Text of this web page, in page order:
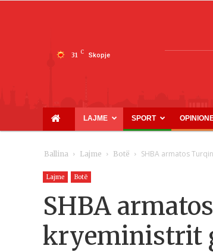
31 C Skopje
LAJME SPORT
Ballina Lajme Botë SHBA armatos
Lajme Botë
SHBA
kryeministrit